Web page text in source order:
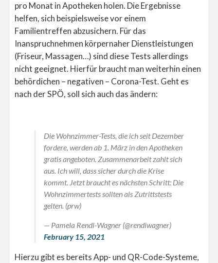
pro Monat in Apotheken holen. Die Ergebnisse
helfen, sich beispielsweise vor einem
Familientreffen abzusichern. Für das
Inanspruchnehmen körpernaher Dienstleistungen
(Friseur, Massagen…) sind diese Tests allerdings
nicht geeignet. Hierfür braucht man weiterhin einen
behördichen – negativen – Corona-Test. Geht es
nach der SPÖ, soll sich auch das ändern:
Die Wohnzimmer-Tests, die ich seit Dezember
fordere, werden ab 1. März in den Apotheken
gratis angeboten. Zusammenarbeit zahlt sich
aus. Ich will, dass sicher durch die Krise
kommt. Jetzt braucht es nächsten Schritt: Die
Wohnzimmertests sollten als Zutrittstests
gelten. (prw)
— Pamela Rendi-Wagner (@rendiwagner)
February 15, 2021
Hierzu gibt es bereits App- und QR-Code-Systeme,